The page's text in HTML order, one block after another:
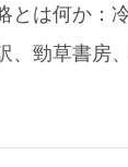
とは何か：
、勁草書房